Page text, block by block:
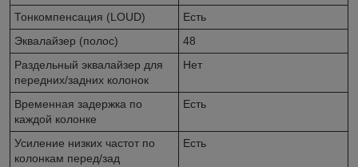
Тонкомпенсация (LOUD)
Есть
Эквалайзер (полос)
48
Раздельный эквалайзер для
передних/задних колонок
Нет
Временная задержка по
каждой колонке
Есть
Усиление низких частот по
колонкам перед/зад
Есть